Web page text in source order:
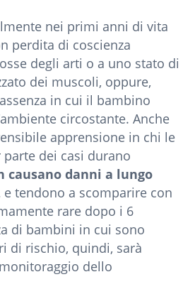
nei primi anni di vita
perdita di coscienza
degli arti o a uno stato di
dei muscoli, oppure,
in cui il bambino
circostante. Anche
apprensione in chi le
dei casi durano
causano danni a lungo
tendono a scomparire con
rare dopo i 6
di bambini in cui sono
di rischio, quindi, sarà
dello